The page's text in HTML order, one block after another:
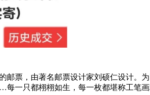
邮票，由著名邮票设计家刘硕仁设计。为
一只都栩栩如生，每一枚都堪称工笔画